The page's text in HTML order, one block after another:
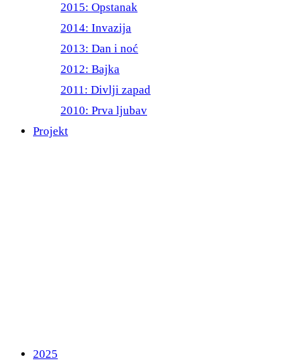
2015: Opstanak
2014: Invazija
2013: Dan i noć
2012: Bajka
2011: Divlji zapad
2010: Prva ljubav
Projekt
2025